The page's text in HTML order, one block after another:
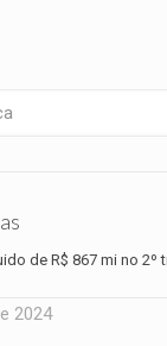
de R$ 867 mi no 2º
2024